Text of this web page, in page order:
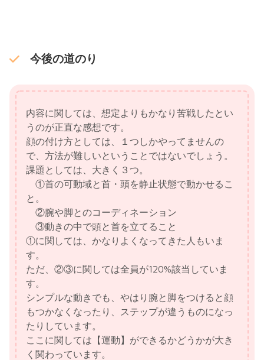
今後の道のり
内容に関しては、想定よりもかなり苦戦したとい
うのが正直な感想です。
顔の付け方としては、１つしかやってませんの
で、方法が難しいということではないでしょう。
課題としては、大きく３つ。
①首の可動域と首・頭を静止状態で動かせるこ
と。
②腕や脚とのコーディネーション
③動きの中で頭と首を立てること
①に関しては、かなりよくなってきた人もいま
す。
ただ、②③に関しては全員が120%該当していま
す。
シンプルな動きでも、やはり腕と脚をつけると顔
もつかなくなったり、ステップが違うものになっ
たりしています。
ここに関しては【運動】ができるかどうかが大き
く関わっています。